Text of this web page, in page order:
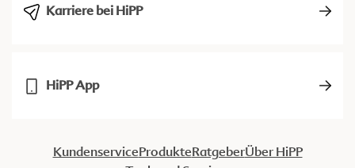
Karriere bei HiPP
HiPP App
KundenserviceProdukteRatgeberÜber HiPP